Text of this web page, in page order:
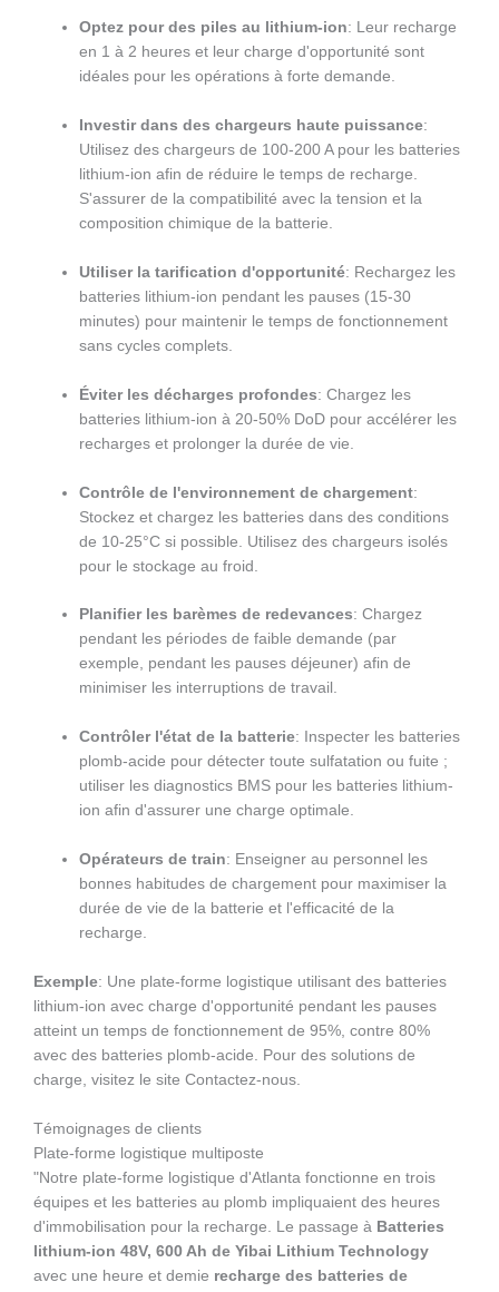
Optez pour des piles au lithium-ion: Leur recharge
en 1 à 2 heures et leur charge d'opportunité sont
idéales pour les opérations à forte demande.
Investir dans des chargeurs haute puissance:
Utilisez des chargeurs de 100-200 A pour les batteries
lithium-ion afin de réduire le temps de recharge.
S'assurer de la compatibilité avec la tension et la
composition chimique de la batterie.
Utiliser la tarification d'opportunité: Rechargez les
batteries lithium-ion pendant les pauses (15-30
minutes) pour maintenir le temps de fonctionnement
sans cycles complets.
Éviter les décharges profondes: Chargez les
batteries lithium-ion à 20-50% DoD pour accélérer les
recharges et prolonger la durée de vie.
Contrôle de l'environnement de chargement:
Stockez et chargez les batteries dans des conditions
de 10-25°C si possible. Utilisez des chargeurs isolés
pour le stockage au froid.
Planifier les barèmes de redevances: Chargez
pendant les périodes de faible demande (par
exemple, pendant les pauses déjeuner) afin de
minimiser les interruptions de travail.
Contrôler l'état de la batterie: Inspecter les batteries
plomb-acide pour détecter toute sulfatation ou fuite ;
utiliser les diagnostics BMS pour les batteries lithium-
ion afin d'assurer une charge optimale.
Opérateurs de train: Enseigner au personnel les
bonnes habitudes de chargement pour maximiser la
durée de vie de la batterie et l'efficacité de la
recharge.
Exemple: Une plate-forme logistique utilisant des batteries
lithium-ion avec charge d'opportunité pendant les pauses
atteint un temps de fonctionnement de 95%, contre 80%
avec des batteries plomb-acide. Pour des solutions de
charge, visitez le site Contactez-nous.
Témoignages de clients
Plate-forme logistique multiposte
"Notre plate-forme logistique d'Atlanta fonctionne en trois
équipes et les batteries au plomb impliquaient des heures
d'immobilisation pour la recharge. Le passage à Batteries
lithium-ion 48V, 600 Ah de Yibai Lithium Technology
avec une heure et demie recharge des batteries de